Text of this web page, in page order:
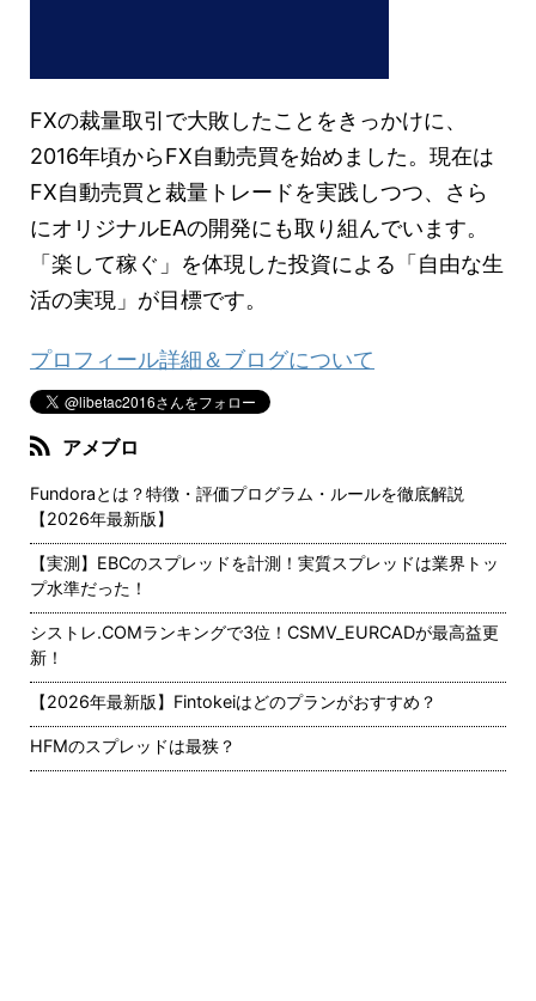
FXの裁量取引で大敗したことをきっかけに、
2016年頃からFX自動売買を始めました。現在は
FX自動売買と裁量トレードを実践しつつ、さら
にオリジナルEAの開発にも取り組んでいます。
「楽して稼ぐ」を体現した投資による「自由な生
活の実現」が目標です。
プロフィール詳細＆ブログについて
アメブロ
Fundoraとは？特徴・評価プログラム・ルールを徹底解説
【2026年最新版】
【実測】EBCのスプレッドを計測！実質スプレッドは業界トッ
プ水準だった！
シストレ.COMランキングで3位！CSMV_EURCADが最高益更
新！
【2026年最新版】Fintokeiはどのプランがおすすめ？
HFMのスプレッドは最狭？